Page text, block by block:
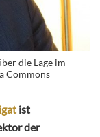
die Lage im
Commons
ist
der